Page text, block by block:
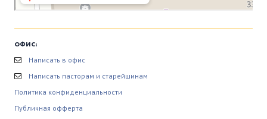
ОФИС:
Написать в офис
Написать пасторам и старейшинам
Политика конфиденциальности
Публичная офферта